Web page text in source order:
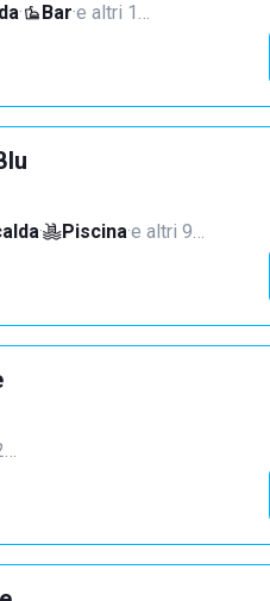
· Bar·e altri 1…
· Piscina·e altri 9…